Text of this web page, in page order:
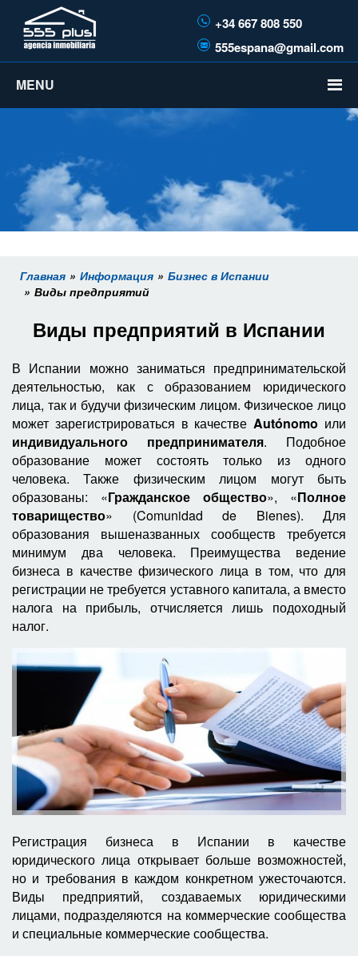
MENU
+34 667 808 550
555espana@gmail.com
Главная Информация
Бизнес в Испании
Виды предприятий
Виды предприятий в Испании
В Испании можно заниматься предпринимательской
деятельностью, как с образованием юридического
лица, так и будучи физическим лицом. Физическое лицо
может зарегистрироваться в качествеAutónomo или
индивидуального предпринимателя. Подобное
образование может состоять только из одного
человека. Также физическим лицом могут быть
образованы: «Гражданское общество», «Полное
товарищество» (Comunidad de Bienes). Для
образования вышеназванных сообществ требуется
минимум два человека. Преимущества ведение
бизнеса в качестве физического лица в том, что для
регистрации не требуется уставного капитала, а вместо
налога на прибыль, отчисляется лишь подоходный
налог.
Регистрация бизнеса в Испании в качестве
юридического лица открывает больше возможностей,
но и требования в каждом конкретном ужесточаются.
Виды предприятий, создаваемых юридическими
лицами, подразделяются на коммерческие сообщества
и специальные коммерческие сообщества.